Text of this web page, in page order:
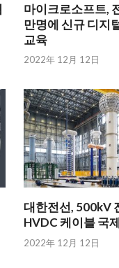
마이크로소프트,
만명에 신규 디지
교육
2022年 12月 12日
대한전선, 500kV
HVDC 케이블 국
2022年 12月 12日